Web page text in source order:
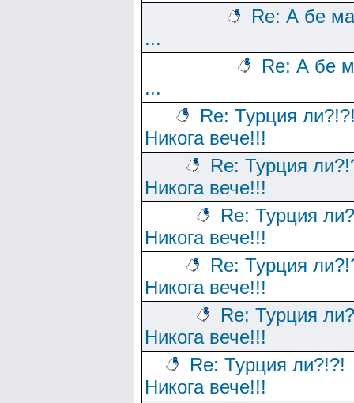
Re: А бе
...
Re: А бе
...
Re: Турция
Никога вече!!!
Re: Турция
Никога вече!!!
Re: Турция
Никога вече!!!
Re: Турция
Никога вече!!!
Re: Турция
Никога вече!!!
Re: Турция ли?!?!
Никога вече!!!